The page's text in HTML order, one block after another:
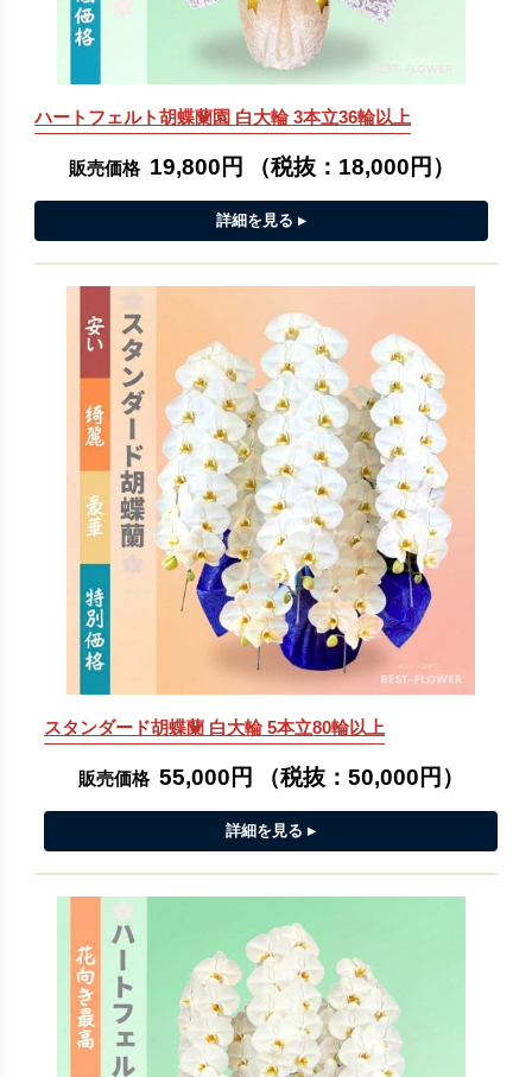
ハートフェルト胡蝶蘭園 白大輪 3本立36輪以上
販売価格 19,800円 （税抜： 18,000円 ）
スタンダード胡蝶蘭 白大輪 5本立80輪以上
販売価格 55,000円 （税抜： 50,000円 ）